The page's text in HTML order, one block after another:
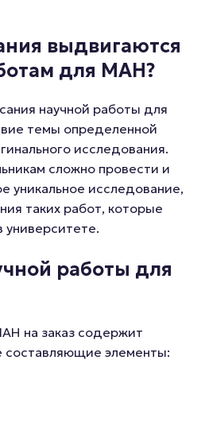
выдвигаются
для МАН?
научной работы для
темы определенной
исследования.
сложно провести и
уникальное исследование,
таких работ, которые
работы для
на заказ содержит
элементы: